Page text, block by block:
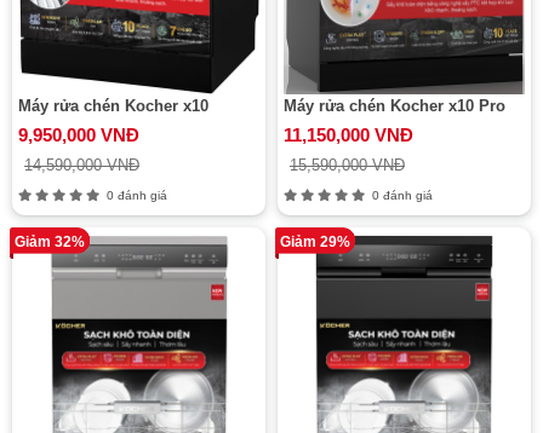
Máy rửa chén Kocher x10
9,950,000 VNĐ
14,590,000 VNĐ
0 đánh giá
Máy rửa chén Kocher x10 Pro
11,150,000 VNĐ
15,590,000 VNĐ
0 đánh giá
Giảm 32% Giảm 29%